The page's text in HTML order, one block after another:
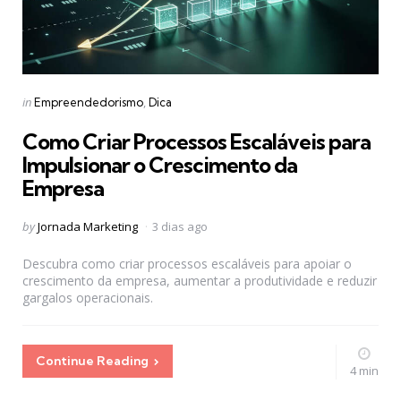
Categories
Posted
inEmpreendedorismo Dica
Como Criar Processos Escaláveis para
Impulsionar o Crescimento da
Empresa
Posted
byJornada Marketing 3 dias ago
Descubra como criar processos escaláveis para apoiar o
crescimento da empresa, aumentar a produtividade e reduzir
gargalos operacionais.
Continue Reading
4 min